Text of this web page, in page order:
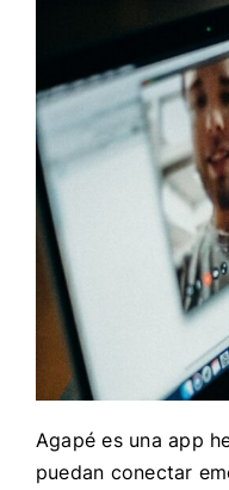
Agapé es una app
puedan conectar